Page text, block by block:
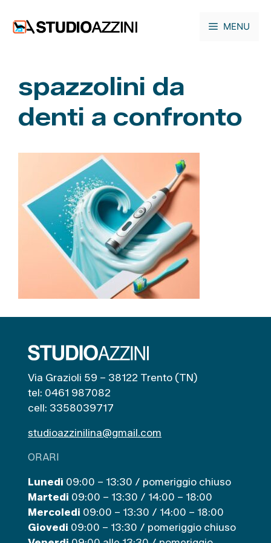
contenuto
MENU
spazzolini da
denti a confronto
Via Grazioli 59 – 38122 Trento (TN)
tel: 0461 987082
cell: 3358039717
studioazzinilina@gmail.com
ORARI
Lunedì 09:00 – 13:30 / pomeriggio chiuso
Martedi 09:00 – 13:30 / 14:00 – 18:00
Mercoledi 09:00 – 13:30 / 14:00 – 18:00
Giovedi 09:00 – 13:30 / pomeriggio chiuso